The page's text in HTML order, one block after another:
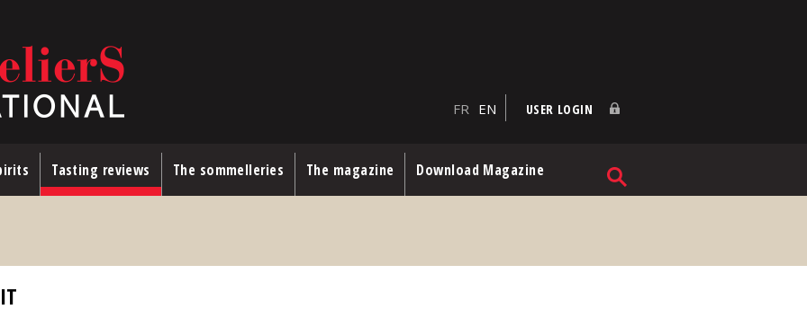
FR EN USER LOGIN
Tasting reviews The sommelleries The magazine Download Magazine